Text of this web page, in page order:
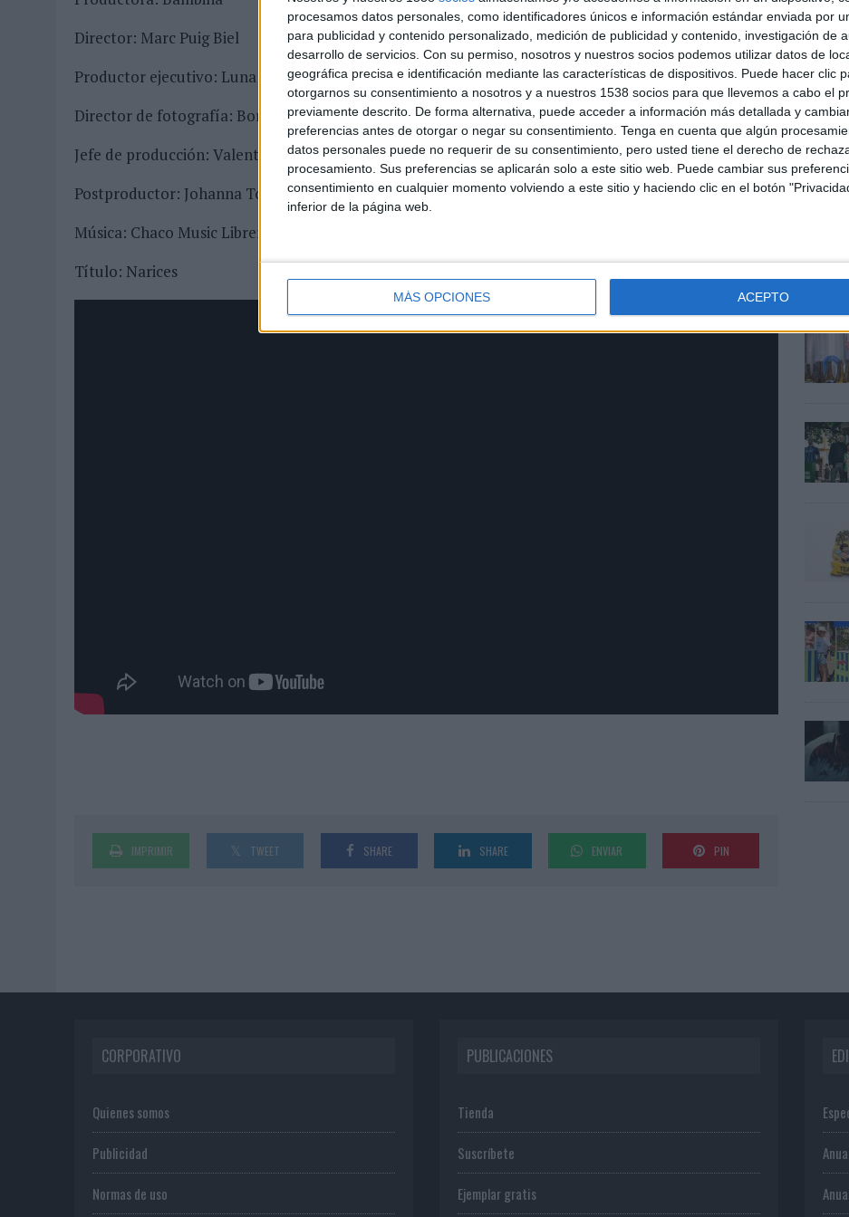
procesamos datos personales, como identificadores únicos e información estándar enviada por
para publicidad y contenido personalizado, medición de publicidad y contenido, investigación de
desarrollo de servicios. Con su permiso, nosotros y nuestros socios podemos utilizar datos de
geográfica precisa e identificación mediante las características de dispositivos. Puede hacer clic
otorgarnos su consentimiento a nosotros y a nuestros 1538 socios para que llevemos a cabo el
previamente descrito. De forma alternativa, puede acceder a información más detallada y
preferencias antes de otorgar o negar su consentimiento. Tenga en cuenta que algún
datos personales puede no requerir de su consentimiento, pero usted tiene el derecho de
procesamiento. Sus preferencias se aplicarán solo a este sitio web. Puede cambiar sus
consentimiento en cualquier momento volviendo a este sitio y haciendo clic en el botón
inferior de la página web.
MÁS OPCIONES ACEPTO
Director: Marc Puig Biel
Productor ejecutivo: Luna Esquerdo
Director de fotografía: Borja Llorens
Jefe de producción: Valentina Attalla
Postproductor: Johanna Torres
Música: Chaco Music Librería
Título: Narices
IMPRIMIR TWEET SHARE SHARE ENVIAR PIN
El
son
CORPORATIVO
Quienes somos
Publicidad
Normas de uso
PUBLICACIONES
Tienda
Suscríbete
Ejemplar gratis